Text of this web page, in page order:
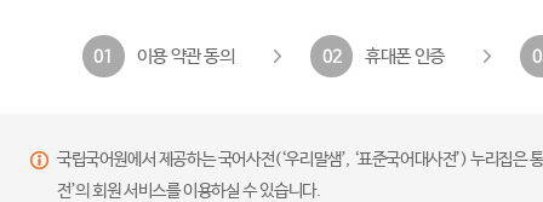
01 이용 약관 동의 02 휴대폰 인증
국립국어원에서 제공하는 국어사전(‘우리말샘’, ‘표준국어대사전’) 누리집
전’의 회원 서비스를 이용하실 수 있습니다.